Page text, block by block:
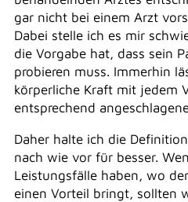
gar nicht bei einem Arzt
Dabei stelle ich es mir
die Vorgabe hat, dass sein
probieren muss. Immerhin
körperliche Kraft mit jedem
entsprechend
Daher halte ich die
nach wie vor für besser.
Leistungsfälle haben, wo
einen Vorteil bringt, sollten